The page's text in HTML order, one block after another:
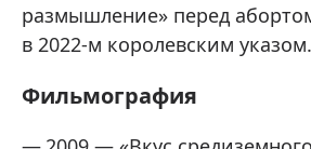
размышление» перед
в 2022-м королевским указом.
Фильмография